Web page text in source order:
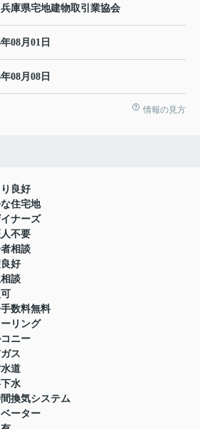
庫県宅地建物取引業協会
08月01日
08月08日
情報の見方
良好
住宅地
ナーズ
不要
相談
好
談
数料無料
リング
ニー
ス
道
水
換気システム
ーター